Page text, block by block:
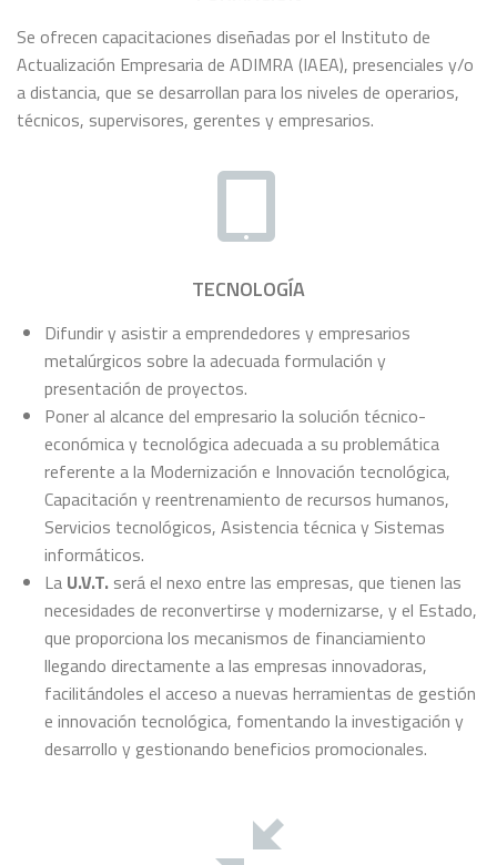
Se ofrecen capacitaciones diseñadas por el Instituto de
Actualización Empresaria de ADIMRA (IAEA), presenciales y/o
a distancia, que se desarrollan para los niveles de operarios,
técnicos, supervisores, gerentes y empresarios.
TECNOLOGÍA
Difundir y asistir a emprendedores y empresarios
metalúrgicos sobre la adecuada formulación y
presentación de proyectos.
Poner al alcance del empresario la solución técnico-
económica y tecnológica adecuada a su problemática
referente a la Modernización e Innovación tecnológica,
Capacitación y reentrenamiento de recursos humanos,
Servicios tecnológicos, Asistencia técnica y Sistemas
informáticos.
La U.V.T. será el nexo entre las empresas, que tienen las
necesidades de reconvertirse y modernizarse, y el Estado,
que proporciona los mecanismos de financiamiento
llegando directamente a las empresas innovadoras,
facilitándoles el acceso a nuevas herramientas de gestión
e innovación tecnológica, fomentando la investigación y
desarrollo y gestionando beneficios promocionales.